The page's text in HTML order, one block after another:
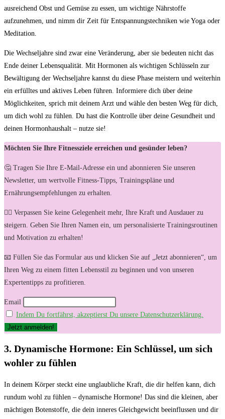
ausreichend Obst und Gemüse zu essen, um wichtige Nährstoffe
aufzunehmen, und nimm dir Zeit für Entspannungstechniken wie Yoga oder
Meditation.
Die Wechseljahre sind zwar eine Veränderung, aber sie bedeuten nicht das
Ende deiner Lebensqualität. Mit Hormonen als wichtigen Schlüsseln zur
Bewältigung der Wechseljahre kannst du diese Phase meistern und weiterhin
ein erfülltes und aktives Leben führen. Informiere dich über deine
Möglichkeiten, sprich mit deinem Arzt und wähle den besten Weg für dich,
um dich wohl zu fühlen. Du hast die Kontrolle über deine Gesundheit und
deinen Hormonhaushalt – nutze sie!
Möchten Sie Ihre Fitnessziele erreichen und gesünder leben?
🤔 Tragen Sie Ihre E-Mail-Adresse ein und abonnieren Sie unseren
Newsletter, um wertvolle Fitness-Tipps, Trainingspläne und
Ernährungsempfehlungen zu erhalten.
🏋️‍♀️ Verpassen Sie keine Gelegenheit mehr, Ihre Kraft und Ausdauer zu
steigern. Geben Sie Ihren Namen ein, um personalisierte Trainingsroutinen
und Motivation zu erhalten!
📧 Füllen Sie das Formular aus und klicken Sie auf „Jetzt abonnieren“, um
Ihren Weg zu einem fitten Lebensstil zu beginnen und von unseren
Expertentipps zu profitieren.
Email
Indem Du fortfährst, akzeptierst Du unsere Datenschutzerklärung.
3. Dynamische Hormone: Ein Schlüssel, um sich
wohler zu fühlen
In deinem Körper steckt eine unglaubliche Kraft, die dir helfen kann, dich
rundum wohl zu fühlen – dynamische Hormone! Das sind die kleinen, aber
mächtigen Botenstoffe, die dein inneres Gleichgewicht beeinflussen und dir